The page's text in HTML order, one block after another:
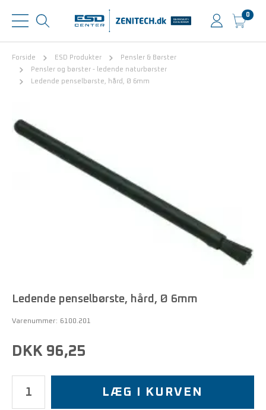
0
Forside ESD Produkter
Pensler & Børster
Pensler og børster - ledende naturbørster
Ledende penselbørste, hård, Ø 6mm
Ledende penselbørste, hård, Ø 6mm
Varenummer: 6100.201
DKK 96,25
LÆG I KURVEN